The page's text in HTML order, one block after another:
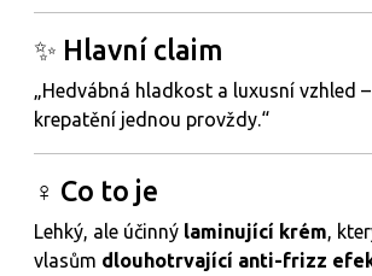
✨ Hlavní claim
„Hedvábná hladkost a luxusní vzhled
krepatění jednou provždy.“
‍♀️ Co to je
Lehký, ale účinný laminující krém,
vlasům dlouhotrvající anti-frizz